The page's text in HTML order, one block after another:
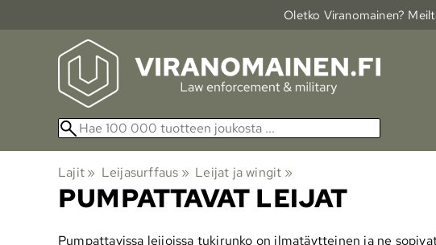
Oletko Viranomainen?
Lajit‪» Leijasurffaus ‪» Leijat ja wingit ‪»
PUMPATTAVAT LEIJAT
Pumpattavissa leijoissa tukirunko on ilmatäytteinen ja ne